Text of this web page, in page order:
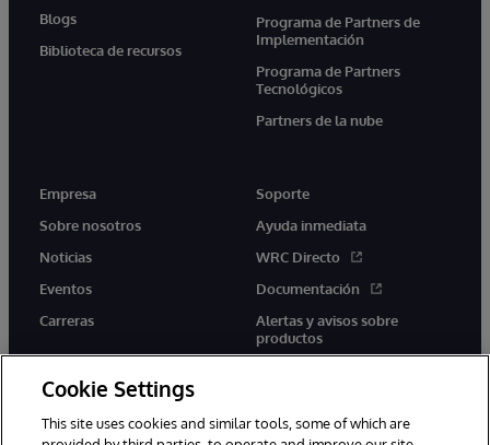
Blogs
Biblioteca de recursos
Programa de Partners de
Implementación
Programa de Partners
Tecnológicos
Partners de la nube
Empresa
Sobre nosotros
Noticias
Eventos
Carreras
Soporte
Ayuda inmediata
WRC Directo
Documentación
Alertas y avisos sobre
productos
Cookie Settings
This site uses cookies and similar tools, some of which are